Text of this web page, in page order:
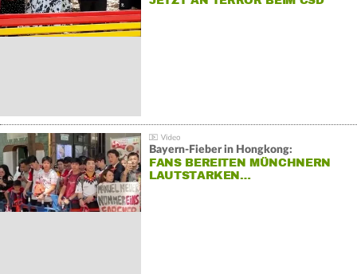
Bayern-Fieber in Hongkong:
FANS BEREITEN MÜNCHNERN
LAUTSTARKEN…